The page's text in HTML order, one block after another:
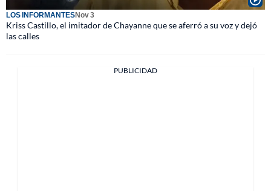
LOS INFORMANTESNov 3
Kriss Castillo, el imitador de Chayanne que se aferró a su voz y dejó
las calles
PUBLICIDAD